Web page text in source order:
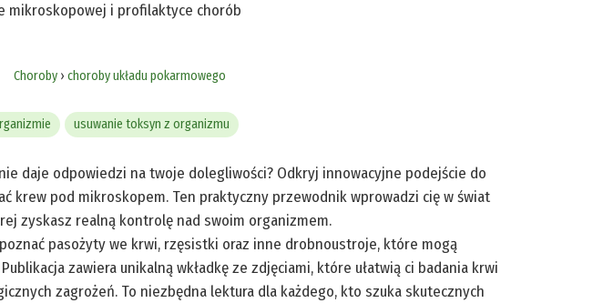
mikroskopowej i profilaktyce chorób
Choroby› choroby układu pokarmowego
usuwanie toksyn z organizmu
daje odpowiedzi na twoje dolegliwości? Odkryj innowacyjne podejście do
krew pod mikroskopem. Ten praktyczny przewodnik wprowadzi cię w świat
zyskasz realną kontrolę nad swoim organizmem.
pasożyty we krwi, rzęsistki oraz inne drobnoustroje, które mogą
zawiera unikalną wkładkę ze zdjęciami, które ułatwią ci badania krwi
zagrożeń. To niezbędna lektura dla każdego, kto szuka skutecznych